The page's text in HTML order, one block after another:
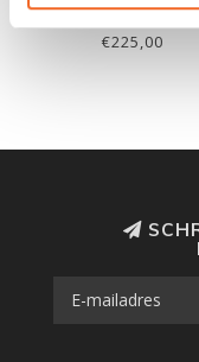
SEAWAVE (1)
€225,00